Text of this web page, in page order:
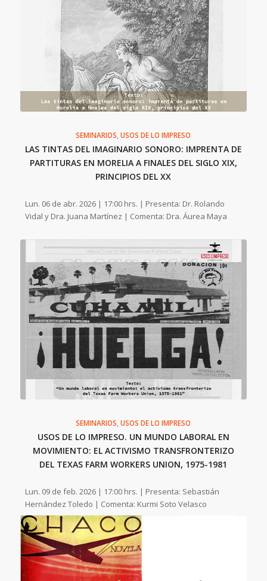
SEMINARIOS ,USOS DE LO IMPRESO
LAS TINTAS DEL IMAGINARIO SONORO: IMPRENTA DE
PARTITURAS EN MORELIA A FINALES DEL SIGLO XIX,
PRINCIPIOS DEL XX
Lun. 06 de abr. 2026 | 17:00 hrs. | Presenta: Dr. Rolando
Vidal y Dra. Juana Martínez | Comenta: Dra. Áurea Maya
SEMINARIOS ,USOS DE LO IMPRESO
USOS DE LO IMPRESO. UN MUNDO LABORAL EN
MOVIMIENTO: EL ACTIVISMO TRANSFRONTERIZO
DEL TEXAS FARM WORKERS UNION, 1975-1981
Lun. 09 de feb. 2026 | 17:00 hrs. | Presenta: Sebastián
Hernández Toledo | Comenta: Kurmi Soto Velasco